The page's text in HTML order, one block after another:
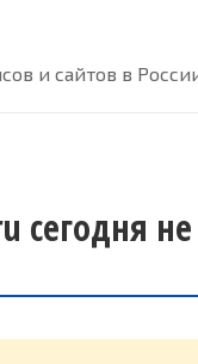
и сайтов в
сегодня не